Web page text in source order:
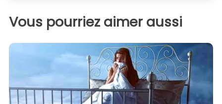
Vous pourriez aimer aussi